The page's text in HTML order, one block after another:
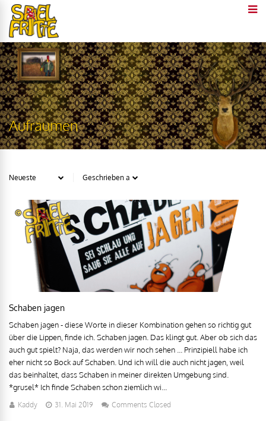
Aufräumen
Schaben jagen
Schaben jagen - diese Worte in dieser Kombination gehen so richtig gut
über die Lippen, finde ich. Schaben jagen. Das klingt gut. Aber ob sich das
auch gut spielt? Naja, das werden wir noch sehen ... Prinzipiell habe ich
eher nicht so Bock auf Schaben. Und ich will die auch nicht jagen, weil
das beinhaltet, dass Schaben in meiner direkten Umgebung sind.
*grusel* Ich finde Schaben schon ziemlich wi...
Kaddy 31. Mai 2019 Comments Closed